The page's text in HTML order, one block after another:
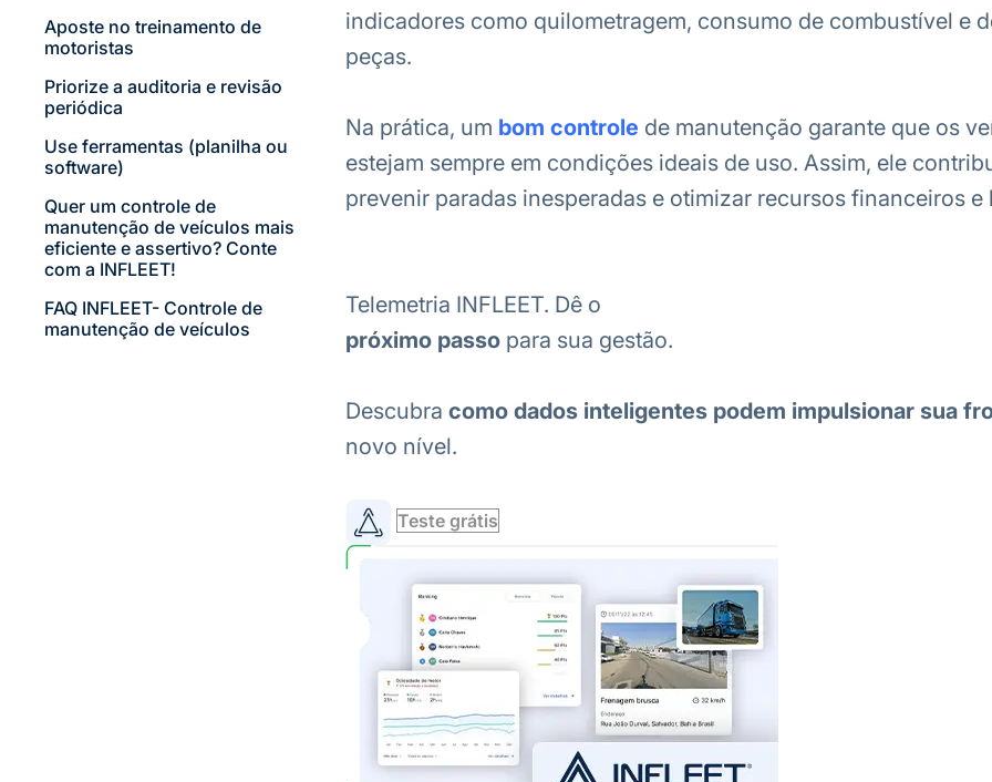
Aposte no treinamento de
motoristas
Priorize a auditoria e revisão
periódica
Use ferramentas (planilha ou
software)
Quer um controle de
manutenção de veículos mais
eficiente e assertivo? Conte
com a INFLEET!
FAQ INFLEET- Controle de
manutenção de veículos
indicadores como quilometragem, consumo de combustível e
peças.
Na prática, um bom controle de manutenção garante que os
estejam sempre em condições ideais de uso. Assim, ele
prevenir paradas inesperadas e otimizar recursos financeiros e
Telemetria INFLEET. Dê o
próximo passopara sua gestão.
Descubra como dados inteligentes podem impulsionar sua
novo nível.
Teste grátis